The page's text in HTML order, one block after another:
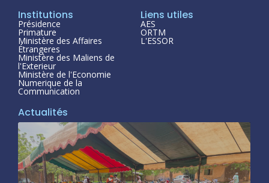
Institutions
Présidence
Primature
Ministère des Affaires
Étrangeres
Ministère des Maliens de
l'Exterieur
Ministère de l'Economie
Numerique de la
Communication
Liens utiles
AES
ORTM
L'ESSOR
Actualités